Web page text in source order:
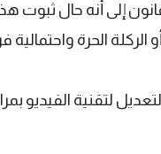
إلى أنه حال ثبوت
الركلة الحرة
لتقنية الفيديو